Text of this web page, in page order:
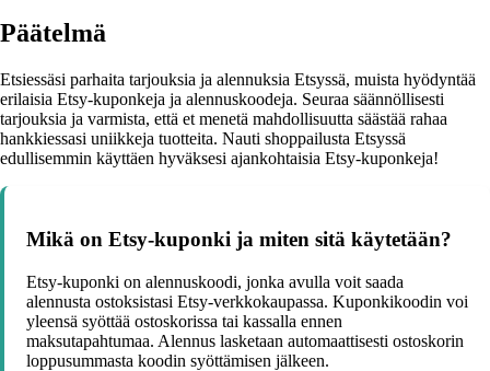
Päätelmä
Etsiessäsi parhaita tarjouksia ja alennuksia Etsyssä, muista hyödyntää
erilaisia Etsy-kuponkeja ja alennuskoodeja. Seuraa säännöllisesti
tarjouksia ja varmista, että et menetä mahdollisuutta säästää rahaa
hankkiessasi uniikkeja tuotteita. Nauti shoppailusta Etsyssä
edullisemmin käyttäen hyväksesi ajankohtaisia Etsy-kuponkeja!
Mikä on Etsy-kuponki ja miten sitä käytetään?
Etsy-kuponki on alennuskoodi, jonka avulla voit saada
alennusta ostoksistasi Etsy-verkkokaupassa. Kuponkikoodin voi
yleensä syöttää ostoskorissa tai kassalla ennen
maksutapahtumaa. Alennus lasketaan automaattisesti ostoskorin
loppusummasta koodin syöttämisen jälkeen.